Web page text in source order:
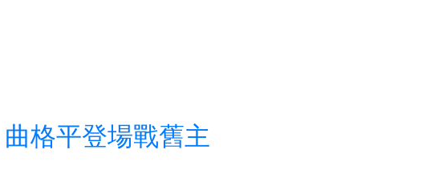
格平登場戰舊主